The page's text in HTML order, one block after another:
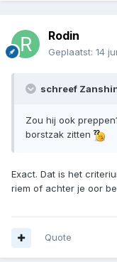
Rodin
Geplaatst: 14
schreef
Zou hij ook
borstzak zitten
Exact. Dat is het
riem of achter je oor
Quote